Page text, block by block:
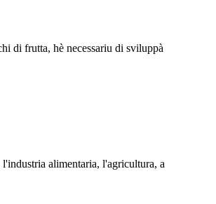
di frutta, hè necessariu di sviluppà
alimentaria, l'agricultura, a